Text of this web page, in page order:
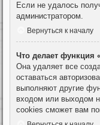
Если не удалось
администратором.
Вернуться к началу
Что делает функция
Она удаляет все
оставаться
выполняют другие
входом или выходом
cookies сможет вам